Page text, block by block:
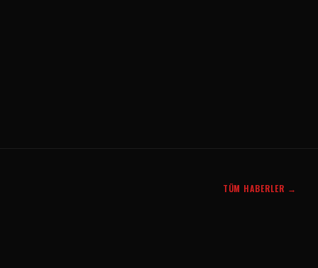
TÜM HABERLER →